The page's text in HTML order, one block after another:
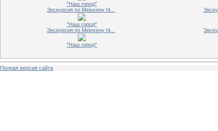
"Наш город"
Экскурсия по Мюнхену ht...
"Наш город"
Экскурсия по Мюнхену ht...
"Наш город"
Полная версия сайта